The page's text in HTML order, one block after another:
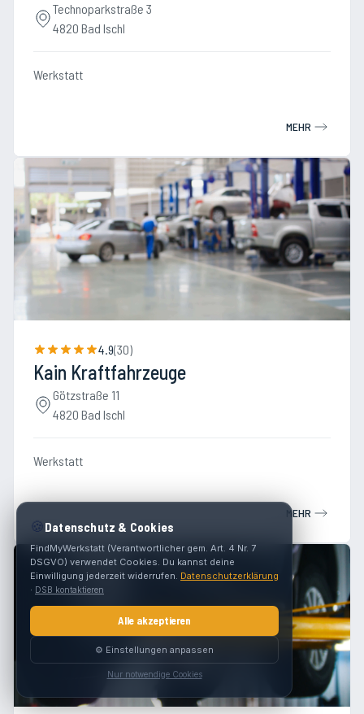
Technoparkstraße 3
4820 Bad Ischl
Werkstatt
MEHR
4.9(30)
Kain Kraftfahrzeuge
Götzstraße 11
4820 Bad Ischl
Werkstatt
MEHR
🍪Datenschutz & Cookies
FindMyWerkstatt (Verantwortlicher gem. Art. 4 Nr. 7
DSGVO) verwendet Cookies. Du kannst deine
Einwilligung jederzeit widerrufen. Datenschutzerklärung
· DSB kontaktieren
Alle akzeptieren
⚙️ Einstellungen anpassen
Nur notwendige Cookies